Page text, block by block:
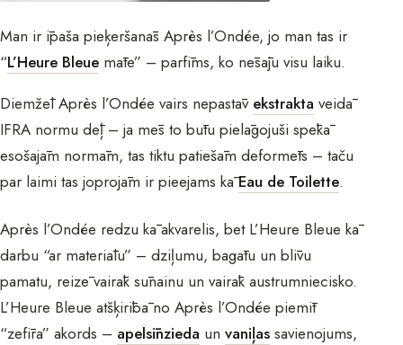
Man ir īpaša pieķeršanās Après l’Ondée, jo man tas ir
“L’Heure Bleue māte” – parfīms, ko nēsāju visu laiku.
Diemžēl Après l’Ondée vairs nepastāv ekstrakta veidā
IFRA normu dēļ – ja mēs to būtu pielāgojuši spēkā
esošajām normām, tas tiktu patiešām deformēts – taču
par laimi tas joprojām ir pieejams kāEau de Toilette.
Après l’Ondée redzu kā akvarelis, bet L’Heure Bleue kā
darbu “ar materiālu” – dziļumu, bagātu un blīvu
pamatu, reizē vairāk sūnainu un vairāk austrumniecisko.
L’Heure Bleue atšķirībā no Après l’Ondée piemīt
“zefīra” akords – apelsīnzieda un vaniļas savienojums,